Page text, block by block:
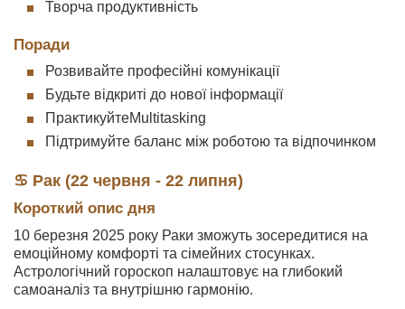
Творча продуктивність
Поради
Розвивайте професійні комунікації
Будьте відкриті до нової інформації
ПрактикуйтеMultitasking
Підтримуйте баланс між роботою та відпочинком
♋ Рак (22 червня - 22 липня)
Короткий опис дня
10 березня 2025 року Раки зможуть зосередитися на
емоційному комфорті та сімейних стосунках.
Астрологічний гороскоп налаштовує на глибокий
самоаналіз та внутрішню гармонію.